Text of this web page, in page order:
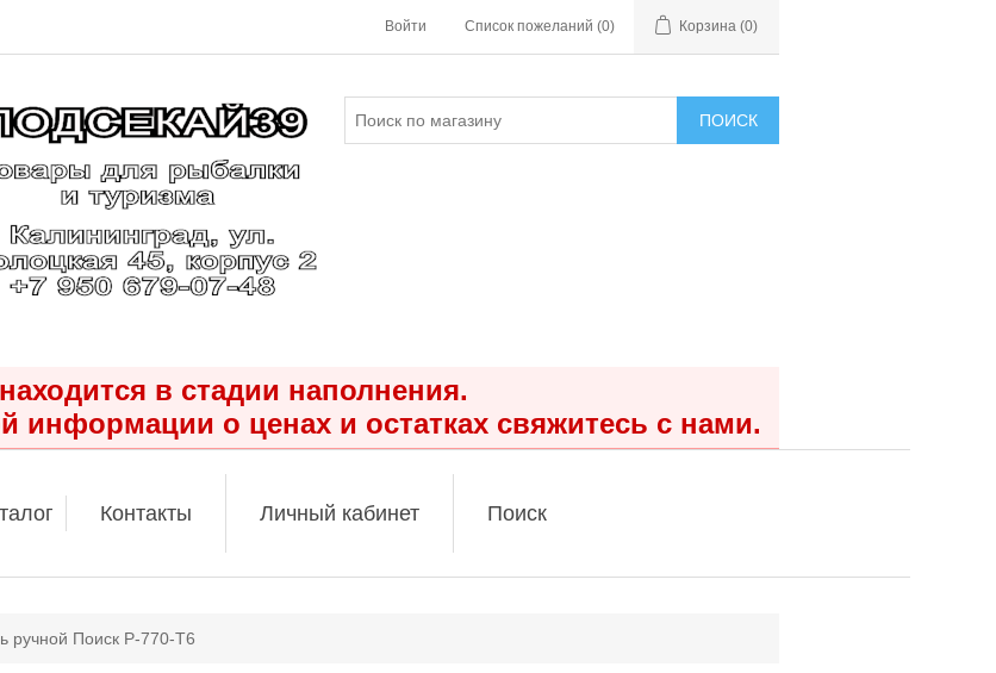
Войти Список пожеланий (0) Корзина (0)
ПОИСК
в стадии наполнения.
информации о ценах и остатках свяжитесь с нами.
Контакты Личный кабинет Поиск
ручной Поиск P-770-T6